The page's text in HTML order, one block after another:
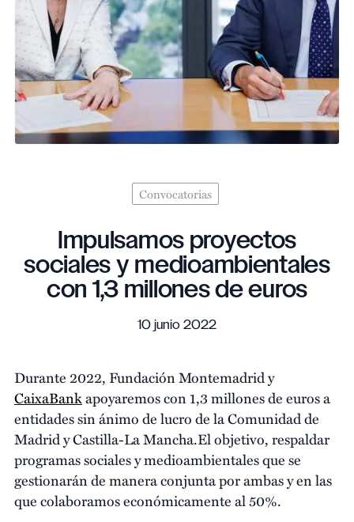
Convocatorias
Impulsamos proyectos
sociales y medioambientales
con 1,3 millones de euros
10 junio 2022
Durante 2022, Fundación Montemadrid y
CaixaBankapoyaremos con 1,3 millones de euros a
entidades sin ánimo de lucro de la Comunidad de
Madrid y Castilla-La Mancha.El objetivo, respaldar
programas sociales y medioambientales que se
gestionarán de manera conjunta por ambas y en las
que colaboramos económicamente al 50%.